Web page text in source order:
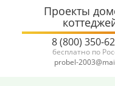
Проекты
8 (800) 350-
бесплатно по
probel-